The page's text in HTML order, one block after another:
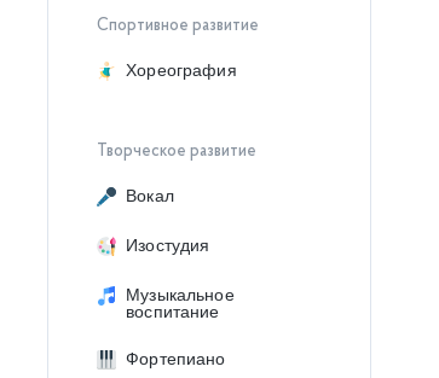
Спортивное развитие
Хореография
Творческое развитие
Вокал
Изостудия
Музыкальное
воспитание
Фортепиано